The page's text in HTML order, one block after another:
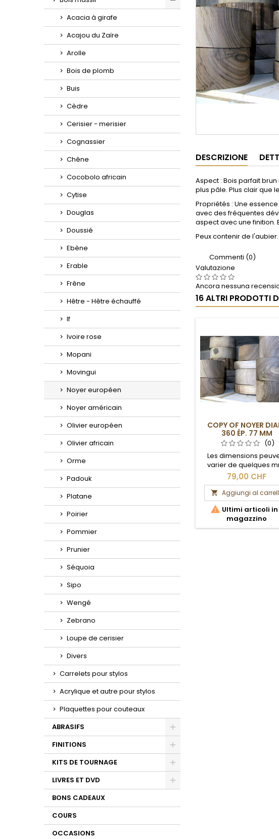
Toggle
Acacia à girafe
Acajou du Zaïre
Arolle
Bois de plomb
Buis
Cèdre
Cerisier - merisier
Cognassier
Chêne
Cocobolo africain
Cytise
Douglas
Doussié
Ebène
Erable
Frêne
Hêtre - Hêtre échauffé
If
Ivoire rose
Mopani
Movingui
Noyer européen
Noyer américain
Olivier européen
Olivier africain
Orme
Padouk
Platane
Poirier
Pommier
Prunier
Séquoia
Sipo
Wengé
Zebrano
Loupe de cerisier
Divers
Carrelets pour stylos
Acrylique et autre pour stylos
Plaquettes pour couteaux
ABRASIFS
FINITIONS
KITS DE TOURNAGE
LIVRES ET DVD
BONS CADEAUX
COURS
OCCASIONS
DESCRIZIONE
Aspect : Bois parfait
plus pâle. Plus clair que
Propriétés : Une
avec des fréquentes
aspect avec une finition.
Peux contenir de l'aubier.
Commenti (0)
Valutazione
Ancora nessuna
16 ALTRI PRODOTTI
COPY OF NOYER
360 ÉP. 77 MM
(0)
Les dimensions
varier de quelques
Section brute.
79,00 CHF
 Aggiungi al
 Ultimi articoli in
magazzino